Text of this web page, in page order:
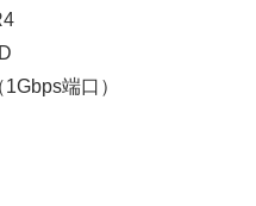
端口）